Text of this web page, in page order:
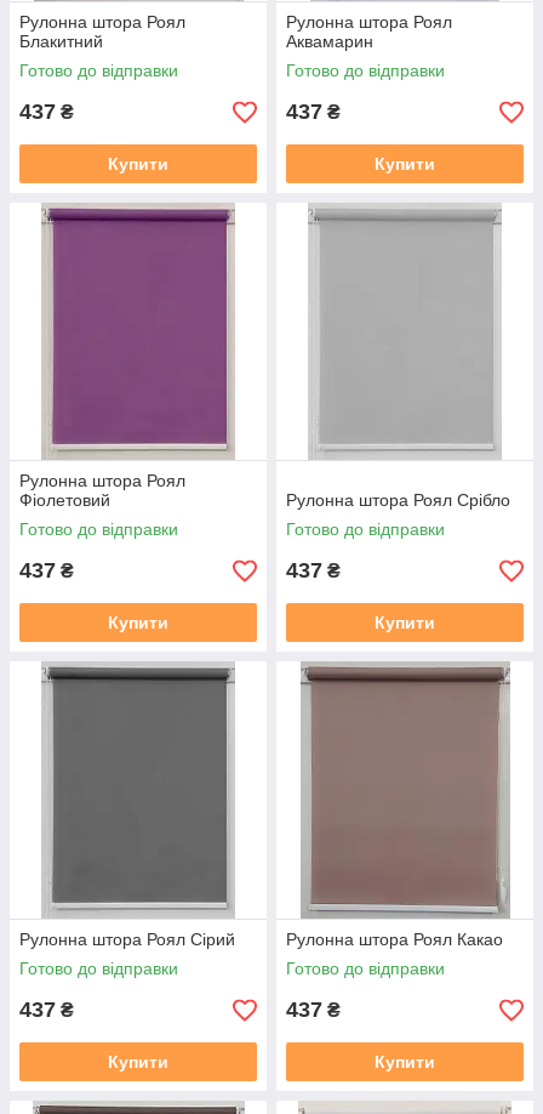
Рулонна штора Роял
Блакитний
Готово до відправки
437 ₴
Купити
Рулонна штора Роял
Аквамарин
Готово до відправки
437 ₴
Купити
Рулонна штора Роял
Фіолетовий
Готово до відправки
437 ₴
Купити
Рулонна штора Роял Срібло
Готово до відправки
437 ₴
Купити
Рулонна штора Роял Сірий
Готово до відправки
437 ₴
Купити
Рулонна штора Роял Какао
Готово до відправки
437 ₴
Купити